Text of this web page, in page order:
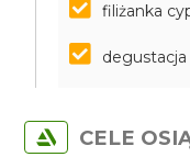
filiżanka
CELE